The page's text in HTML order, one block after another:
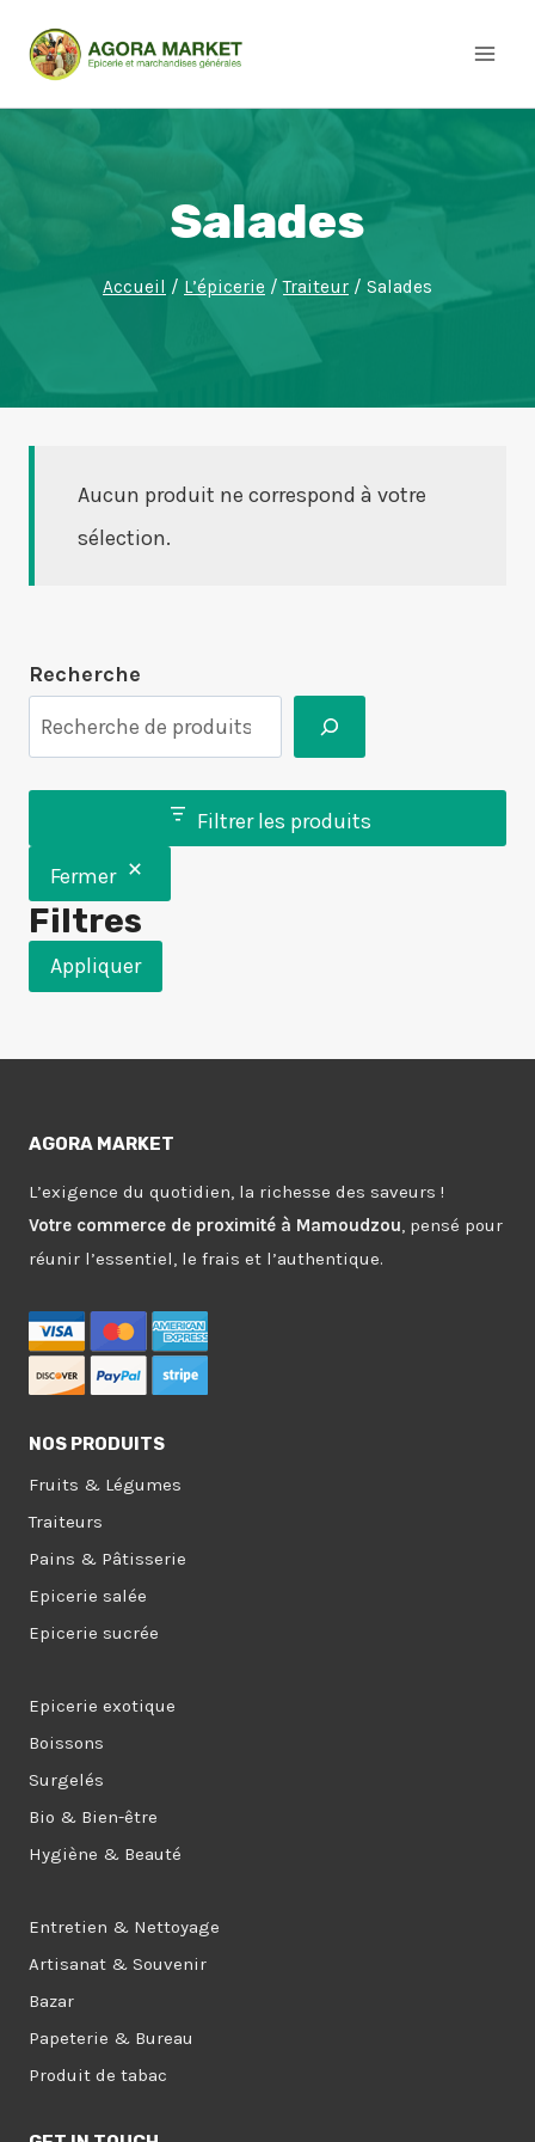
contenu
Salades
Accueil / L’épicerie / Traiteur / Salades
Aucun produit ne correspond à votre
sélection.
Recherche
Filtrer les produits
Fermer
Filtres
Appliquer
AGORA MARKET
L’exigence du quotidien, la richesse des saveurs !
Votre commerce de proximité à Mamoudzou , pensé pour
réunir l’essentiel, le frais et l’authentique.
NOS PRODUITS
Fruits & Légumes
Traiteurs
Pains & Pâtisserie
Epicerie salée
Epicerie sucrée
Epicerie exotique
Boissons
Surgelés
Bio & Bien-être
Hygiène & Beauté
Entretien & Nettoyage
Artisanat & Souvenir
Bazar
Papeterie & Bureau
Produit de tabac